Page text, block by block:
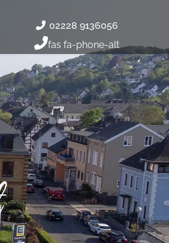
02228 9136056
fas fa-phone-alt